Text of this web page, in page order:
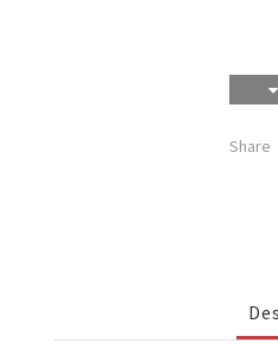
Share